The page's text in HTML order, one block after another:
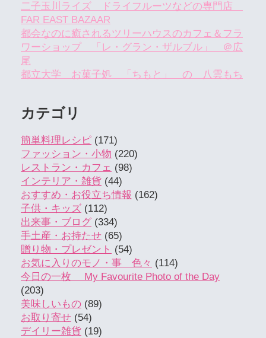
二子玉川ライズ ドライフルーツなどの専門店
FAR EAST BAZAAR
都会なのに癒されるツリーハウスのカフェ＆フラ
ワーショップ 「レ・グラン・ザルブル」 ＠広
尾
都立大学 お菓子処 「ちもと」 の 八雲もち
カテゴリ
簡単料理レシピ (171)
ファッション・小物 (220)
レストラン・カフェ (98)
インテリア・雑貨 (44)
おすすめ・お役立ち情報 (162)
子供・キッズ (112)
出来事・ブログ (334)
手土産・お持たせ (65)
贈り物・プレゼント (54)
お気に入りのモノ・事 色々 (114)
今日の一枚 My Favourite Photo of the Day
(203)
美味しいもの (89)
お取り寄せ (54)
デイリー雑貨 (19)